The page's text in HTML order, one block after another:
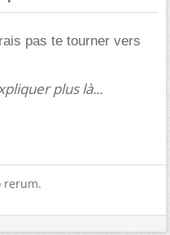
pas te tourner vers
plus là...
rerum.